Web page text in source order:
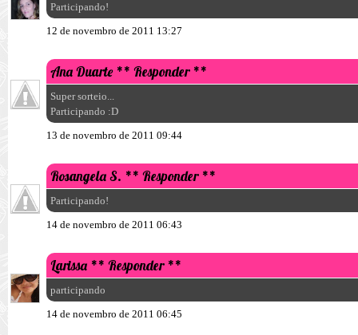
Participando!
12 de novembro de 2011 13:27
Ana Duarte ** Responder **
Super sorteio...
Participando :D
13 de novembro de 2011 09:44
Rosangela S. ** Responder **
Participando!
14 de novembro de 2011 06:43
Larissa ** Responder **
participando
14 de novembro de 2011 06:45